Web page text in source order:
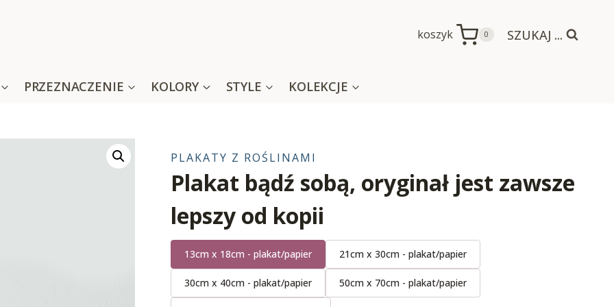
koszyk 0 SZUKAJ ...
PRZEZNACZENIE KOLORY STYLE KOLEKCJE
PLAKATY Z ROŚLINAMI
Plakat bądź sobą, oryginał jest zawsze
lepszy od kopii
13cm x 18cm - plakat/papier 21cm x 30cm - plakat/papier
30cm x 40cm - plakat/papier 50cm x 70cm - plakat/papier